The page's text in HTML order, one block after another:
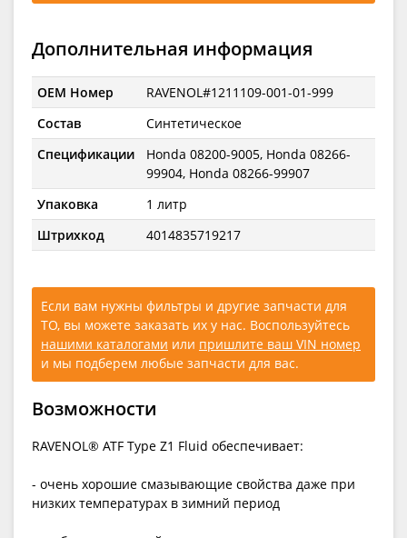
Дополнительная информация
OEM Номер
RAVENOL#1211109-001-01-999
Состав
Синтетическое
Спецификации
Honda 08200-9005, Honda 08266-
99904, Honda 08266-99907
Упаковка
1 литр
Штрихкод
4014835719217
Если вам нужны фильтры и другие запчасти для
ТО, вы можете заказать их у нас. Воспользуйтесь
нашими каталогами или пришлите ваш VIN номер
и мы подберем любые запчасти для вас.
Возможности
RAVENOL® ATF Type Z1 Fluid обеспечивает:
- очень хорошие смазывающие свойства даже при
низких температурах в зимний период